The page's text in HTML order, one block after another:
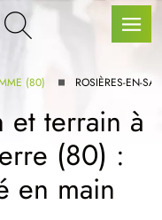
(80) ROSIÈRES-EN-
et terrain à
(80) :
en main